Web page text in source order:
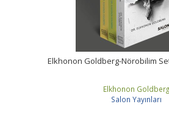
Elkhonon Goldberg-Nörobilim
Elkhonon Goldberg
Salon Yayınları